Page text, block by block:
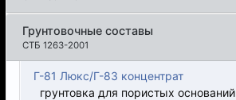
Грунтовочные составы
СТБ 1263-2001
Г-81 Люкс/Г-83 концентрат
грунтовка для пористых оснований